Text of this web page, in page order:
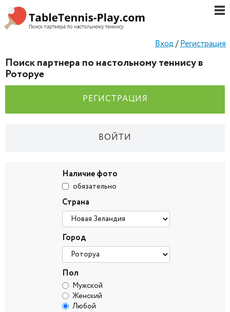
Вход/Регистрация
Поиск партнера по настольному теннису в
Роторуе
РЕГИСТРАЦИЯ
ВОЙТИ
Наличие фото
обязательно
Страна
Город
Пол
Мужской
Женский
Любой